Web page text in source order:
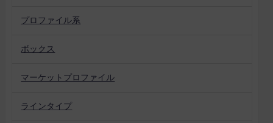
プロファイル系
ボックス
マーケットプロファイル
ラインタイプ